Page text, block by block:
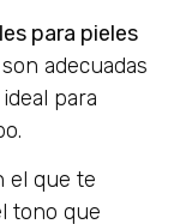
para pieles
adecuadas
para
el que te
tono que